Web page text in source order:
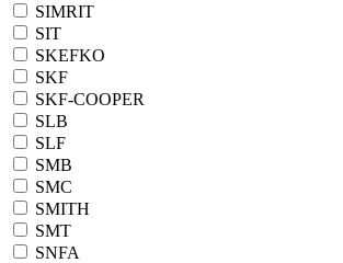
SIMRIT
SIT
SKEFKO
SKF
SKF-COOPER
SLB
SLF
SMB
SMC
SMITH
SMT
SNFA